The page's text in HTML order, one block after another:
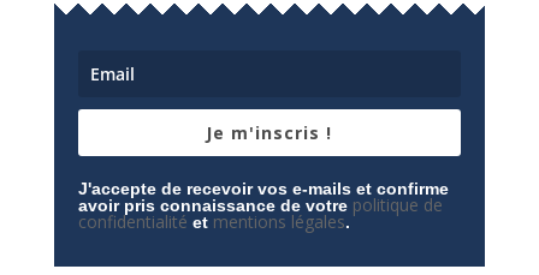
Je m'inscris !
J'accepte de recevoir vos e-mails et confirme
avoir pris connaissance de votre politique de
confidentialité et mentions légales.